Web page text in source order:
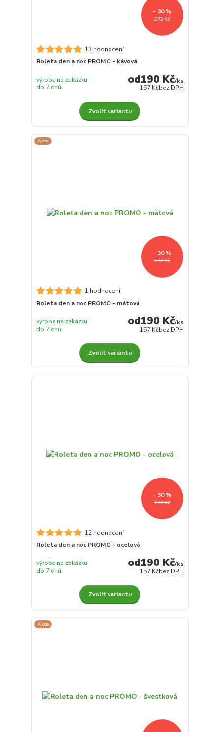
272 Kč
- 30 %
13 hodnocení
Roleta den a noc PROMO - kávová
190 Kč/ks
157 Kčbez DPH
výroba na zakázku
do 7 dnů
Zvolit variantu
Akce
272 Kč
- 30 %
1 hodnocení
Roleta den a noc PROMO - mátová
190 Kč/ks
157 Kčbez DPH
výroba na zakázku
do 7 dnů
Zvolit variantu
272 Kč
- 30 %
12 hodnocení
Roleta den a noc PROMO - ocelová
190 Kč/ks
157 Kčbez DPH
výroba na zakázku
do 7 dnů
Zvolit variantu
Akce